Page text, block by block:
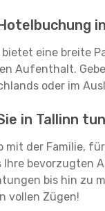
bietet eine breite
Aufenthalt.
oder im
in Tallinn
mit der Familie,
Ihre bevorzugten
bis hin zu
vollen Zügen!